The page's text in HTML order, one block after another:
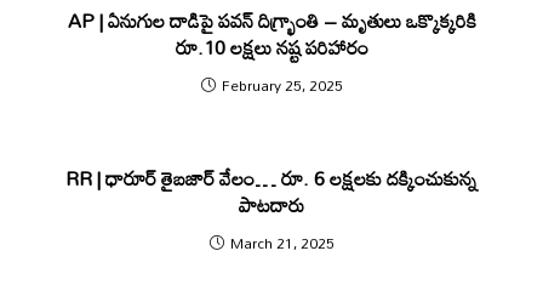
AP | ఏనుగుల దాడిపై పవన్ దిగ్భ్రాంతి – మృతులు ఒక్కొక్కరికి
రూ.10 లక్షలు నష్ట పరిహారం
February 25, 2025
RR | ధారూర్ తైబజార్ వేలం… రూ. 6 లక్షలకు దక్కించుకున్న
పాటదారు
March 21, 2025